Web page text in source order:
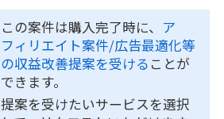
この案件は購入完了時に、 ア
フィリエイト案件/広告最適化等
の収益改善提案を受ける ことが
できます。
提案を受けたいサービスを選択